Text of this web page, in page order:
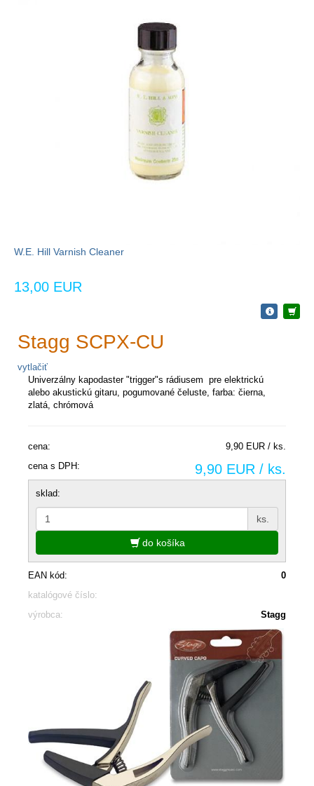
W.E. Hill Varnish Cleaner
13,00 EUR
Stagg SCPX-CU
vytlačiť
Univerzálny kapodaster "trigger"s rádiusem pre elektrickú
alebo akustickú gitaru, pogumované čeluste, farba: čierna,
zlatá, chrómová
cena:
9,90 EUR / ks.
cena s DPH:
9,90 EUR / ks.
sklad:
ks.
do košíka
EAN kód:
0
katalógové číslo:
výrobca:
Stagg